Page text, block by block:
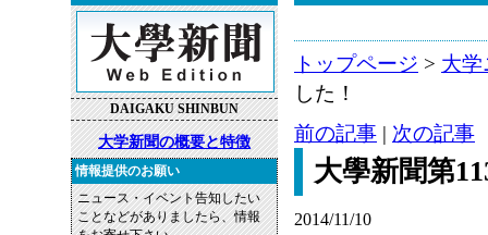
DAIGAKU SHINBUN
トップページ > 大学
した！
前の記事 | 次の記事
大學新聞第
2014/11/10
大学新聞の概要と特徴
情報提供のお願い
ニュース・イベント告知したい
ことなどがありましたら、情報